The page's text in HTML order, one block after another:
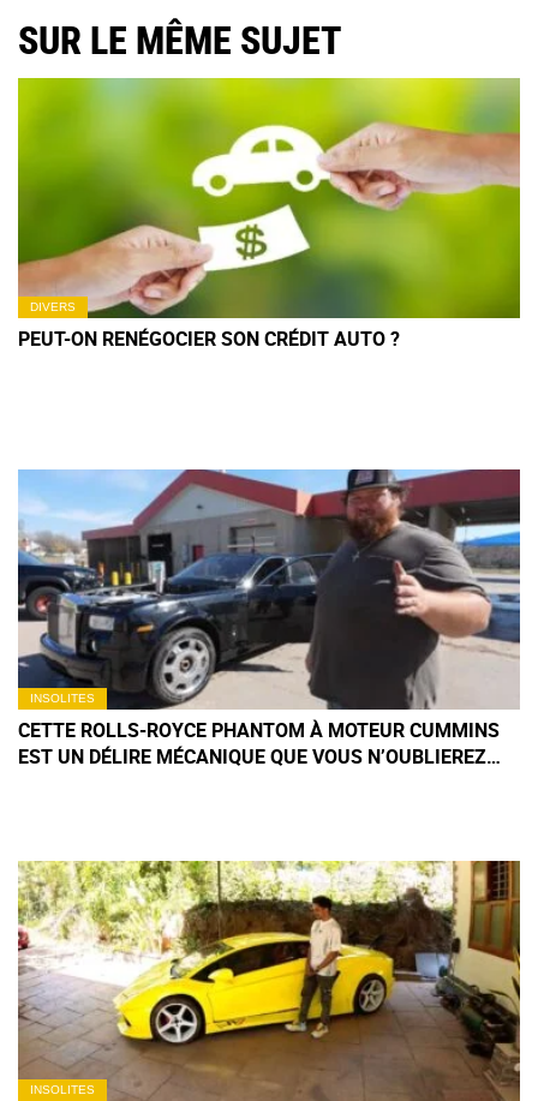
SUR LE MÊME SUJET
DIVERS
PEUT-ON RENÉGOCIER SON CRÉDIT AUTO ?
INSOLITES
CETTE ROLLS-ROYCE PHANTOM À MOTEUR CUMMINS
EST UN DÉLIRE MÉCANIQUE QUE VOUS N’OUBLIEREZ
INSOLITES